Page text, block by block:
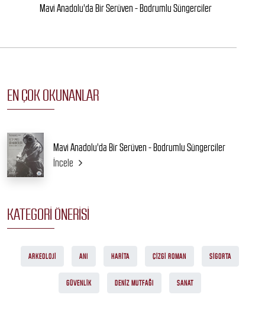
Mavi Anadolu'da Bir Serüven - Bodrumlu Süngerciler
EN ÇOK OKUNANLAR
Mavi Anadolu'da Bir Serüven - Bodrumlu Süngerciler
İncele
KATEGORI ÖNERISI
ARKEOLOJI ANI HARITA ÇIZGI ROMAN SIGORTA
GÜVENLIK DENIZ MUTFAĞI SANAT